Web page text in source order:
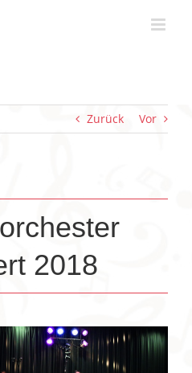
Zurück Vor
2018